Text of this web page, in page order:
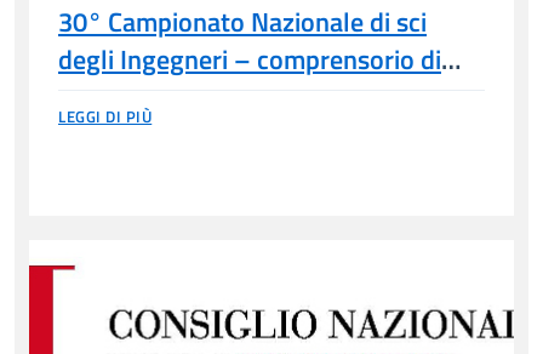
30° Campionato Nazionale di sci
degli Ingegneri – comprensorio di
Folgarida Marilleva – 14/16 marzo
2025
LEGGI DI PIÙ